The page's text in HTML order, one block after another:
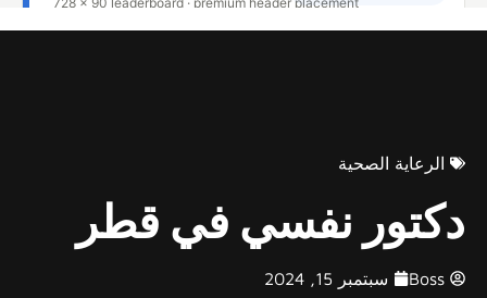
الرعاية الصحية
دكتور نفسي في قطر
Boss سبتمبر 15, 2024